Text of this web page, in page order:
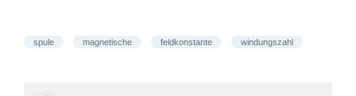
spule magnetische feldkonstante windungszahl